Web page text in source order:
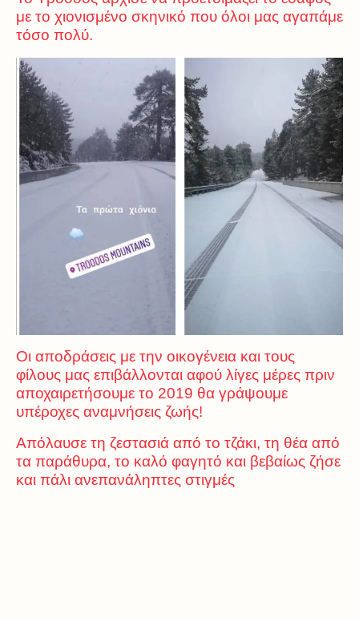
με το χιονισμένο σκηνικό που όλοι μας αγαπάμε
τόσο πολύ.
Οι αποδράσεις με την οικογένεια και τους
φίλους μας επιβάλλονται αφού λίγες μέρες πριν
αποχαιρετήσουμε το 2019 θα γράψουμε
υπέροχες αναμνήσεις ζωής!
Απόλαυσε τη ζεστασιά από το τζάκι, τη θέα από
τα παράθυρα, το καλό φαγητό και βεβαίως ζήσε
και πάλι ανεπανάληπτες στιγμές